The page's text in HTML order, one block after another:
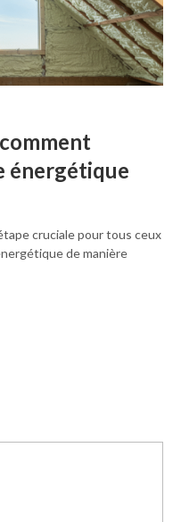
énergétique
cruciale pour tous ceux
de manière